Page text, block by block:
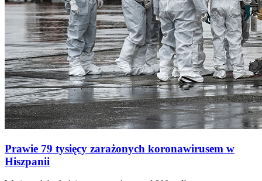
Prawie 79 tysięcy zarażonych koronawirusem w
Hiszpanii